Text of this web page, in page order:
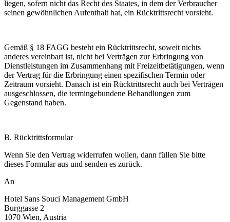
liegen, sofern nicht das Recht des Staates, in dem der Verbraucher
seinen gewöhnlichen Aufenthalt hat, ein Rücktrittsrecht vorsieht.
Gemäß § 18 FAGG besteht ein Rücktrittsrecht, soweit nichts
anderes vereinbart ist, nicht bei Verträgen zur Erbringung von
Dienstleistungen im Zusammenhang mit Freizeitbetätigungen, wenn
der Vertrag für die Erbringung einen spezifischen Termin oder
Zeitraum vorsieht. Danach ist ein Rücktrittsrecht auch bei Verträgen
ausgeschlossen, die termingebundene Behandlungen zum
Gegenstand haben.
B. Rücktrittsformular
Wenn Sie den Vertrag widerrufen wollen, dann füllen Sie bitte
dieses Formular aus und senden es zurück.
An
Hotel Sans Souci Management GmbH
Burggasse 2
1070 Wien, Austria